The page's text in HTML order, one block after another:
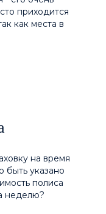
приходится
как места в
на время
быть указано
полиса
неделю?